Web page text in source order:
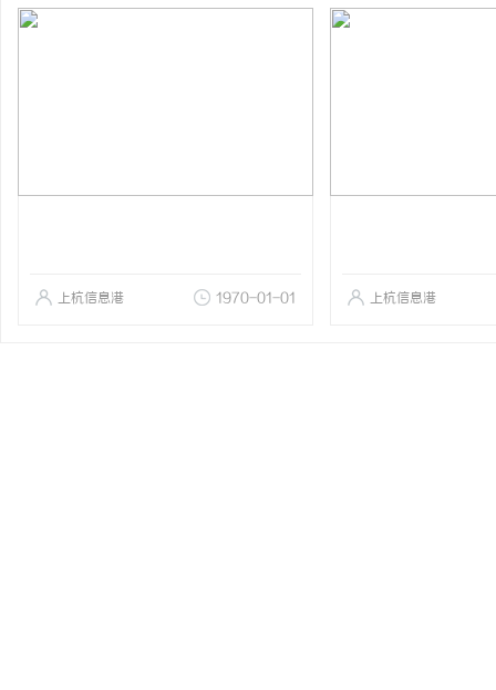
上杭信息港 1970-01-01 上杭信息港